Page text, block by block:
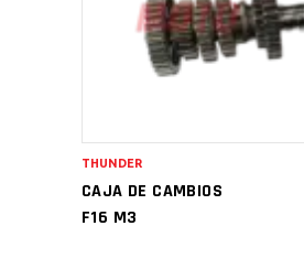
CAJA DE CAMBIOS
F16 M3
THUNDER